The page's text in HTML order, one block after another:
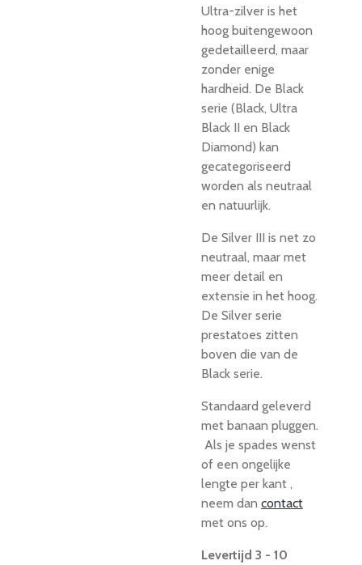
Ultra-zilver is het
hoog buitengewoon
gedetailleerd, maar
zonder enige
hardheid. De Black
serie (Black, Ultra
Black II en Black
Diamond) kan
gecategoriseerd
worden als neutraal
en natuurlijk.
De Silver III is net zo
neutraal, maar met
meer detail en
extensie in het hoog.
De Silver serie
prestatoes zitten
boven die van de
Black serie.
Standaard geleverd
met banaan pluggen.
Als je spades wenst
of een ongelijke
lengte per kant ,
neem dan contact
met ons op.
Levertijd 3 - 10